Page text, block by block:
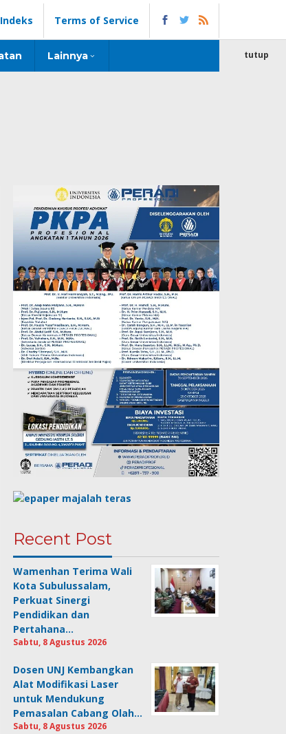
Indeks Terms of Service
Lainnya tutup
Recent Post
Wamenhan Terima Wali
Kota Subulussalam,
Perkuat Sinergi
Pendidikan dan
Pertahana…
Sabtu, 8 Agustus 2026
Dosen UNJ Kembangkan
Alat Modifikasi Laser
untuk Mendukung
Pemasalan Cabang Olah…
Sabtu, 8 Agustus 2026